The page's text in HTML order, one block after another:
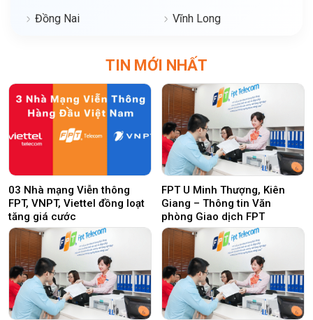
Đồng Nai
Vĩnh Long
TIN MỚI NHẤT
03 Nhà mạng Viễn thông
FPT, VNPT, Viettel đồng loạt
tăng giá cước
FPT U Minh Thượng, Kiên
Giang – Thông tin Văn
phòng Giao dịch FPT